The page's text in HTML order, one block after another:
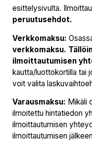
esittelysivulta.
peruutusehdot.
Verkkomaksu:
verkkomaksu.
ilmoittautumisen
kautta/luottokortilla tai
voit valita
Varausmaksu: Mikäli
ilmoitettu hintatiedon
ilmoittautumisen
ilmoittautumisen